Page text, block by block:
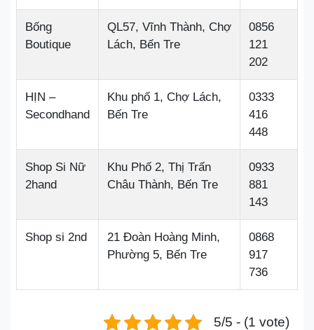
Bống
Boutique
QL57, Vĩnh Thành, Chợ
Lách, Bến Tre
0856
121
202
HỊN –
Secondhand
Khu phố 1, Chợ Lách,
Bến Tre
0333
416
448
Shop Si Nữ
2hand
Khu Phố 2, Thị Trấn
Châu Thành, Bến Tre
0933
881
143
Shop si 2nd
21 Đoàn Hoàng Minh,
Phường 5, Bến Tre
0868
917
736
5/5 - (1 vote)